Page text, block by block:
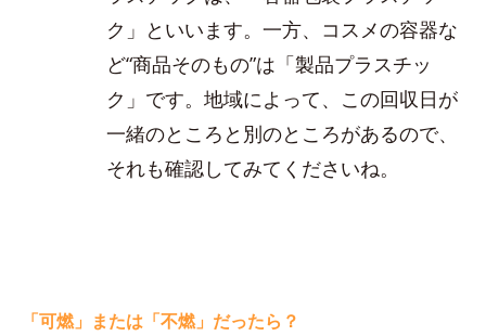
ク」といいます。一方、コスメの容器な
ど“商品そのもの”は「製品プラスチッ
ク」です。地域によって、この回収日が
一緒のところと別のところがあるので、
それも確認してみてくださいね。
「可燃」または「不燃」だったら？